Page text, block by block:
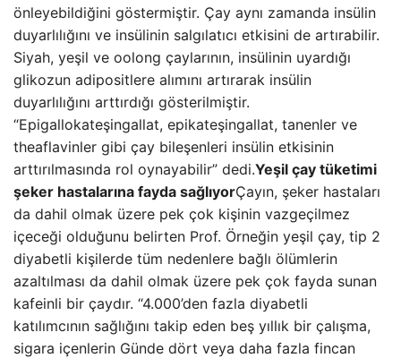
önleyebildiğini göstermiştir. Çay aynı zamanda insülin
duyarlılığını ve insülinin salgılatıcı etkisini de artırabilir.
Siyah, yeşil ve oolong çaylarının, insülinin uyardığı
glikozun adipositlere alımını artırarak insülin
duyarlılığını arttırdığı gösterilmiştir.
“Epigallokateşingallat, epikateşingallat, tanenler ve
theaflavinler gibi çay bileşenleri insülin etkisinin
arttırılmasında rol oynayabilir” dedi.Yeşil çay tüketimi
şeker hastalarına fayda sağlıyorÇayın, şeker hastaları
da dahil olmak üzere pek çok kişinin vazgeçilmez
içeceği olduğunu belirten Prof. Örneğin yeşil çay, tip 2
diyabetli kişilerde tüm nedenlere bağlı ölümlerin
azaltılması da dahil olmak üzere pek çok fayda sunan
kafeinli bir çaydır. “4.000’den fazla diyabetli
katılımcının sağlığını takip eden beş yıllık bir çalışma,
sigara içenlerin Günde dört veya daha fazla fincan